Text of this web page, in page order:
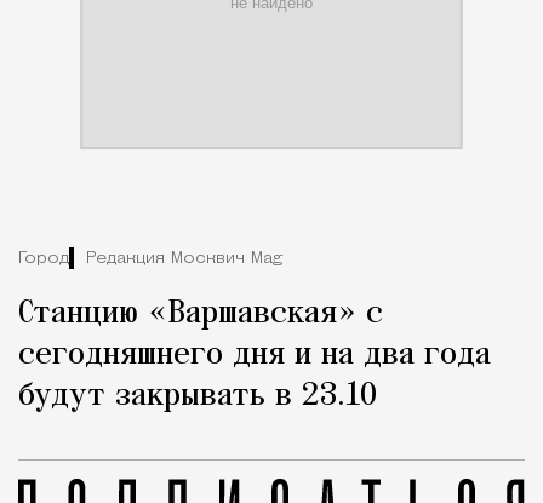
Город Редакция Москвич Mag
Станцию «Варшавская» с
сегодняшнего дня и на два года
будут закрывать в 23.10